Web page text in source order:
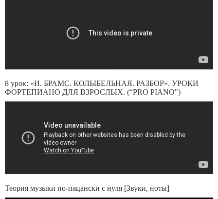
8 урок: «И. БРАМС. КОЛЫБЕЛЬНАЯ. РАЗБОР». УРОКИ
ФОРТЕПИАНО ДЛЯ ВЗРОСЛЫХ. (“PRO PIANO")
Теория музыки по-пацански с нуля [Звуки, ноты]